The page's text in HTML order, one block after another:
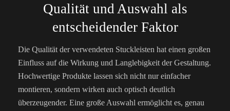
Qualität und Auswahl als
entscheidender Faktor
Die Qualität der verwendeten Stuckleisten hat einen großen
Einfluss auf die Wirkung und Langlebigkeit der Gestaltung.
Hochwertige Produkte lassen sich nicht nur einfacher
montieren, sondern wirken auch optisch deutlich
überzeugender. Eine große Auswahl ermöglicht es, genau